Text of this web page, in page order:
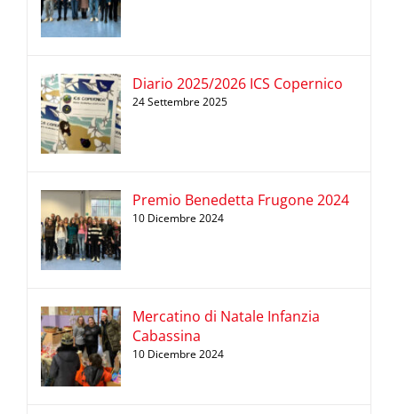
Diario 2025/2026 ICS Copernico
24 Settembre 2025
Premio Benedetta Frugone 2024
10 Dicembre 2024
Mercatino di Natale Infanzia
Cabassina
10 Dicembre 2024